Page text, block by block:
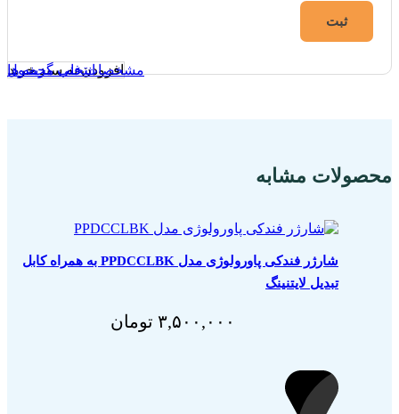
محصولات مشابه
افزودن به سبد خرید
شارژر فندکی پاورولوژی مدل PPDCCLBK به همراه کابل
تبدیل لایتنینگ
۳,۵۰۰,۰۰۰ تومان
انتخاب گزینه ها
مشخصات فنی محصول